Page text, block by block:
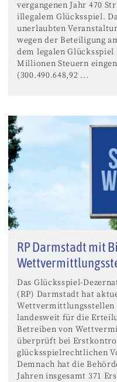
vergangenen Jahr 470
illegalem Glücksspiel.
unerlaubten
wegen der Beteiligung
dem legalen Glücksspiel
Millionen Steuern
(300.490.648,92 ...
RP Darmstadt mit
Das Glücksspiel-
(RP) Darmstadt hat
Wettvermittlungsstellen
landesweit für die
Betreiben von
überprüft bei
glücksspielrechtlichen
Demnach hat die
Jahren insgesamt 371